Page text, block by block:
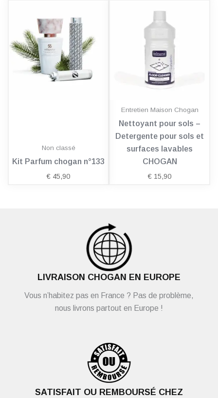
Non classé
Kit Parfum chogan n°133
€ 45,90
Entretien Maison Chogan
Nettoyant pour sols –
Detergente pour sols et
surfaces lavables
CHOGAN
€ 15,90
LIVRAISON CHOGAN EN EUROPE
Vous n’habitez pas en France ? Pas de problème,
nous livrons partout en Europe !
SATISFAIT OU REMBOURSÉ CHEZ